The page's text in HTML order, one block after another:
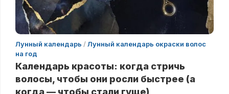
Лунный календарь /Лунный календарь окраски волос
на год
Календарь красоты: когда стричь
волосы, чтобы они росли быстрее (а
когда — чтобы стали гуще)